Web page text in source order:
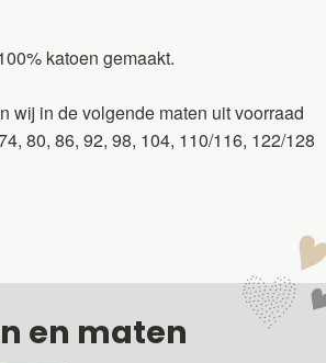
katoen gemaakt.
wij in de volgende maten uit voorraad
80, 86, 92, 98, 104, 110/116, 122/128
en maten